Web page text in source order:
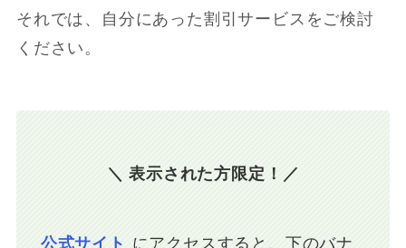
それでは、自分にあった割引サービスをご検討
ください。
＼ 表示された方限定！／
公式サイト にアクセスすると、下のバナ